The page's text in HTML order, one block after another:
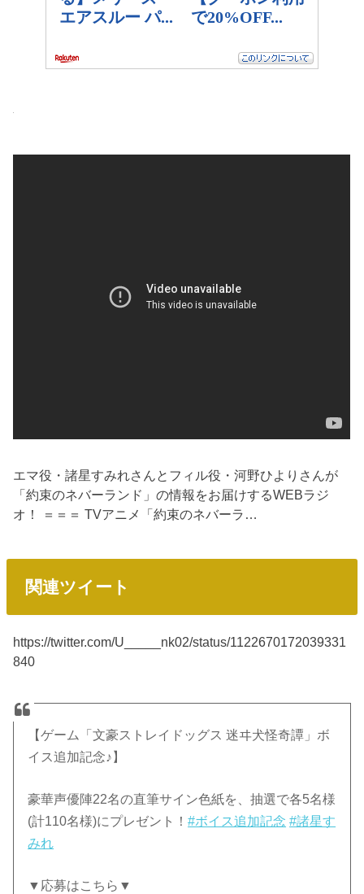
エマ役・諸星すみれさんとフィル役・河野ひよりさんが
「約束のネバーランド」の情報をお届けするWEBラジ
オ！ ＝＝＝ TVアニメ「約束のネバーラ…
関連ツイート
https://twitter.com/U_____nk02/status/1122670172039331
840
【ゲーム「文豪ストレイドッグス 迷ヰ犬怪奇譚」ボ
イス追加記念♪】
豪華声優陣22名の直筆サイン色紙を、抽選で各5名様
(計110名様)にプレゼント！#ボイス追加記念 #諸星す
みれ
▼応募はこちら▼